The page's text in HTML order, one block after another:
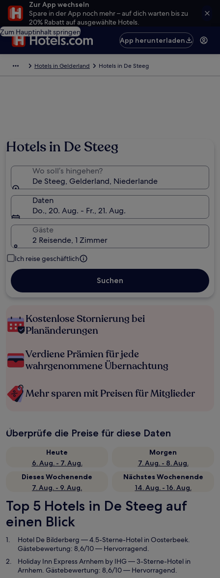
Zur App wechseln
Spare in der App noch mehr – auf dich warten bis zu
20% Rabatt auf ausgewählte Hotels.
Zum Hauptinhalt springen
App herunterladen
Hotels in Gelderland Hotels in De Steeg
Hotels in De Steeg
Wo soll’s hingehen?
De Steeg, Gelderland, Niederlande
Daten
Do., 20. Aug. - Fr., 21. Aug.
Gäste
2 Reisende, 1 Zimmer
Ich reise geschäftlich
Suchen
Kostenlose Stornierung bei
Planänderungen
Verdiene Prämien für jede
wahrgenommene Übernachtung
Mehr sparen mit Preisen für Mitglieder
Überprüfe die Preise für diese Daten
Heute
6. Aug. - 7. Aug.
Morgen
7. Aug. - 8. Aug.
Dieses Wochenende
7. Aug. - 9. Aug.
Nächstes Wochenende
14. Aug. - 16. Aug.
Top 5 Hotels in De Steeg auf
einen Blick
Hotel De Bilderberg — 4.5-Sterne-Hotel in Oosterbeek.
Gästebewertung: 8,6/10 — Hervorragend.
Holiday Inn Express Arnhem by IHG— 3-Sterne-Hotel in
Arnhem. Gästebewertung: 8,6/10 — Hervorragend.